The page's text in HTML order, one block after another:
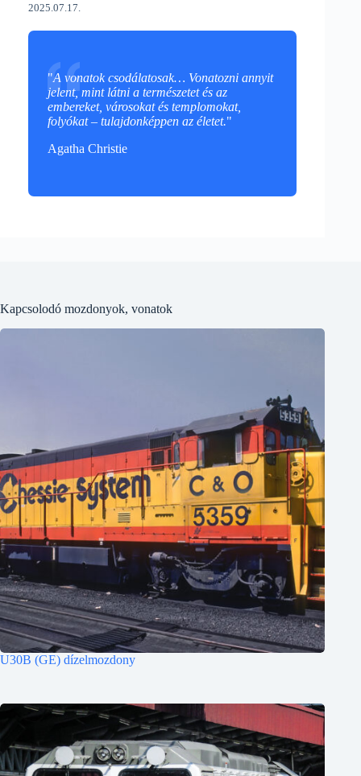
2025.07.17.
"A vonatok csodálatosak… Vonatozni annyit
jelent, mint látni a természetet és az
embereket, városokat és templomokat,
folyókat – tulajdonképpen az életet."
Agatha Christie
Kapcsolodó mozdonyok, vonatok
U30B (GE) dízelmozdony